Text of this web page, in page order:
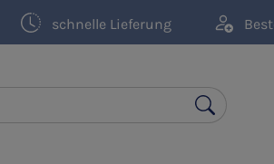
schnelle Lieferung